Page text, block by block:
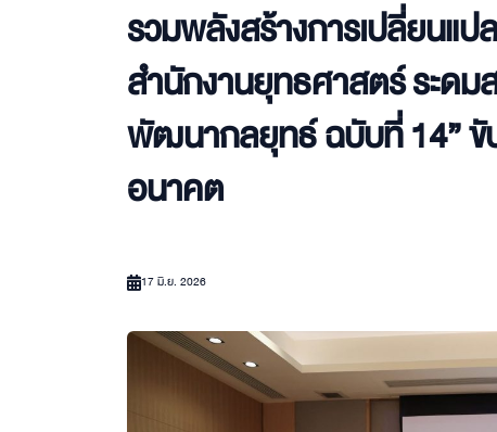
รวมพลังสร้างการเปลี่ยนแ
สำนักงานยุทธศาสตร์ ระด
พัฒนากลยุทธ์ ฉบับที่ 14” ขั
อนาคต
17 มิ.ย. 2026